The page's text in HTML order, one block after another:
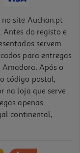
site Auchan.pt
Antes do registo e
servem
para entregas
Após o
código postal,
na loja que serve
apenas
continental,